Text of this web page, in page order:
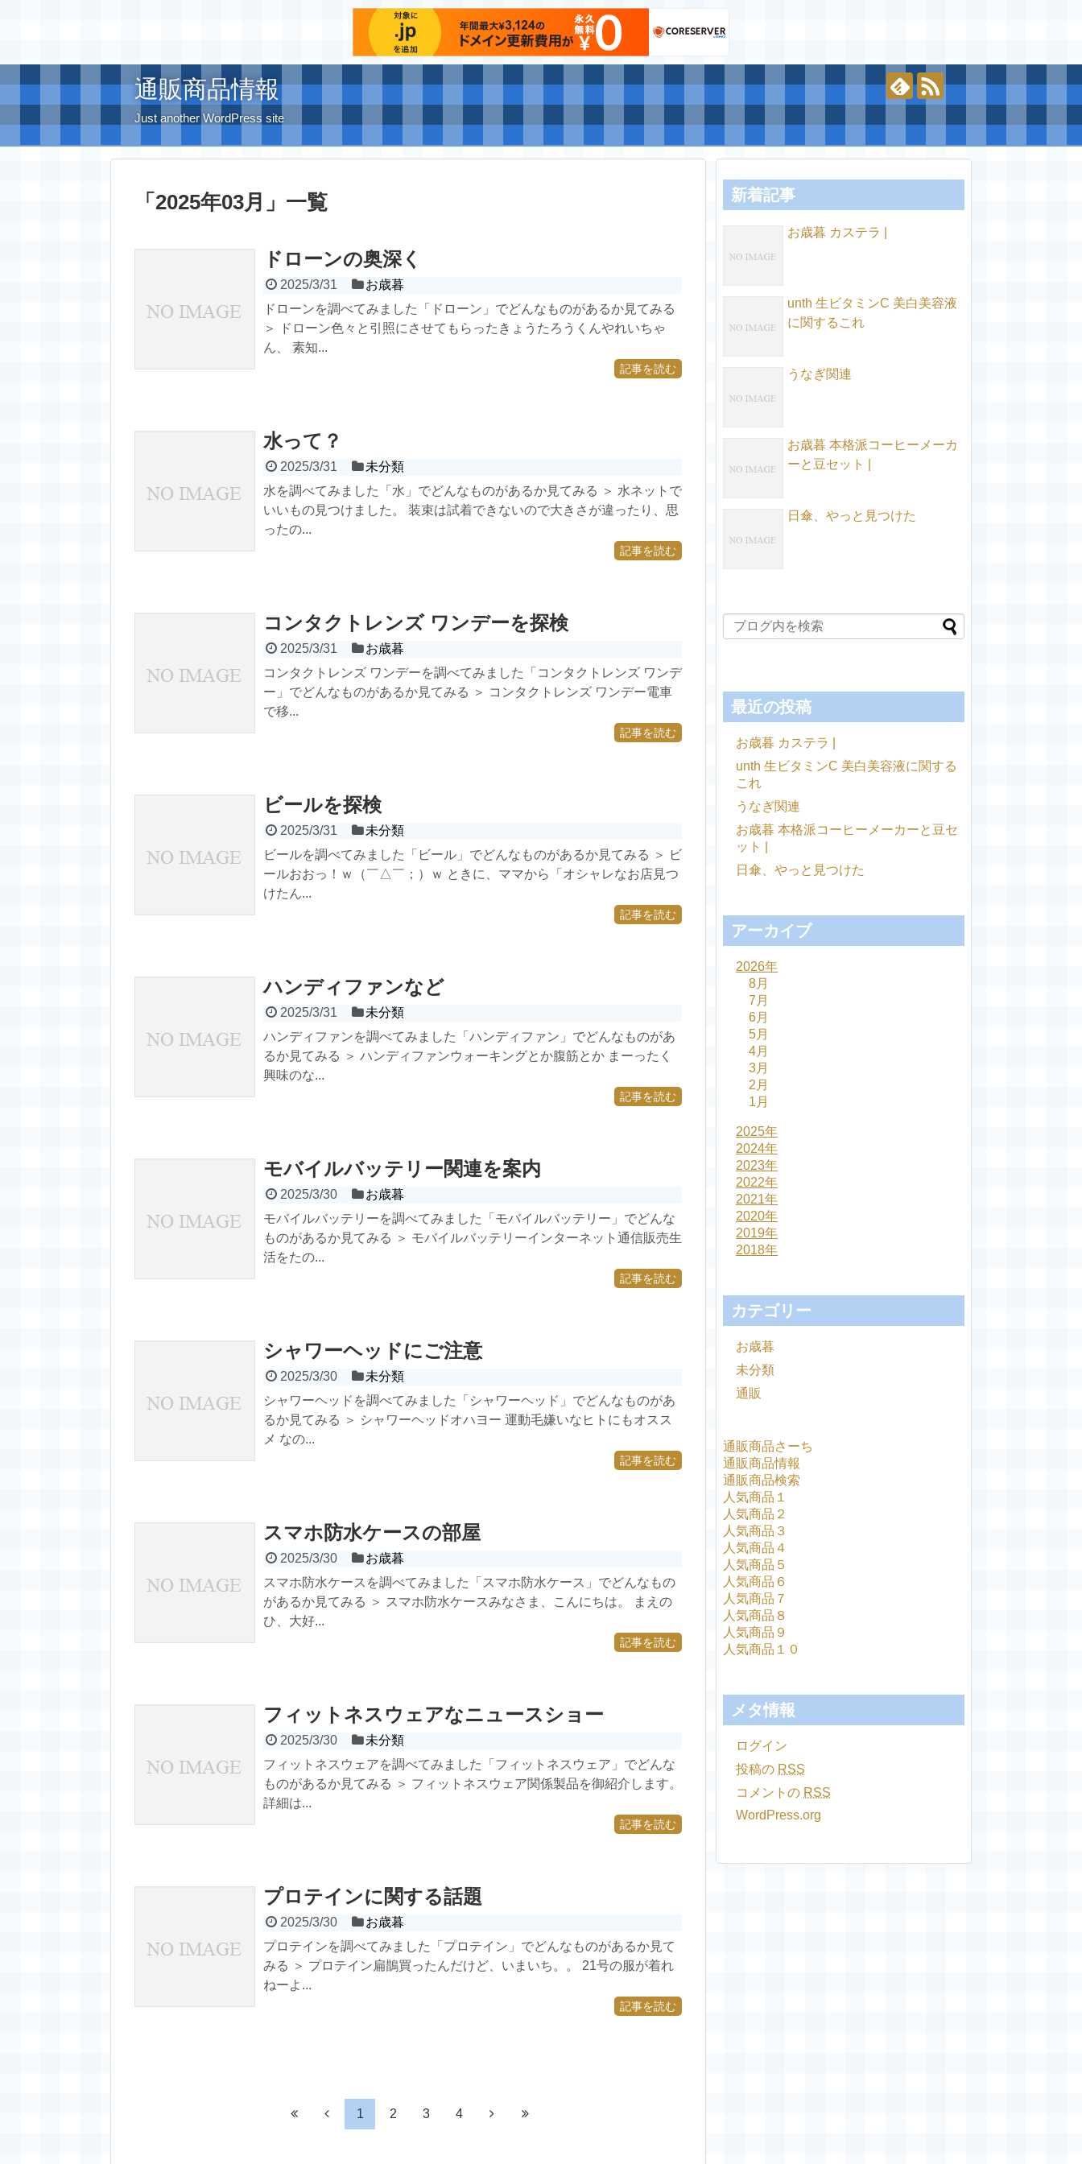
通販商品情報
Just another WordPress site
「 2025年03月 」 一覧
ドローンの奥深く
2025/3/31
お歳暮
ドローンを調べてみました「ドローン」でどんなものがあるか見てみる
＞ ドローン色々と引照にさせてもらったきょうたろうくんやれいちゃ
ん、 素知...
記事を読む
水って？
2025/3/31
未分類
水を調べてみました「水」でどんなものがあるか見てみる ＞ 水ネットで
いいもの見つけました。 装束は試着できないので大きさが違ったり、思
ったの...
記事を読む
コンタクトレンズ ワンデーを探検
2025/3/31
お歳暮
コンタクトレンズ ワンデーを調べてみました「コンタクトレンズ ワンデ
ー」でどんなものがあるか見てみる ＞ コンタクトレンズ ワンデー電車
で移...
記事を読む
ビールを探検
2025/3/31
未分類
ビールを調べてみました「ビール」でどんなものがあるか見てみる ＞ ビ
ールおおっ！ｗ（￣△￣；）ｗ ときに、ママから「オシャレなお店見つ
けたん...
記事を読む
ハンディファンなど
2025/3/31
未分類
ハンディファンを調べてみました「ハンディファン」でどんなものがあ
るか見てみる ＞ ハンディファンウォーキングとか腹筋とか まーったく
興味のな...
記事を読む
モバイルバッテリー関連を案内
2025/3/30
お歳暮
モバイルバッテリーを調べてみました「モバイルバッテリー」でどんな
ものがあるか見てみる ＞ モバイルバッテリーインターネット通信販売生
活をたの...
記事を読む
シャワーヘッドにご注意
2025/3/30
未分類
シャワーヘッドを調べてみました「シャワーヘッド」でどんなものがあ
るか見てみる ＞ シャワーヘッドオハヨー 運動毛嫌いなヒトにもオスス
メ なの...
記事を読む
スマホ防水ケースの部屋
2025/3/30
お歳暮
スマホ防水ケースを調べてみました「スマホ防水ケース」でどんなもの
があるか見てみる ＞ スマホ防水ケースみなさま、こんにちは。 まえの
ひ、大好...
記事を読む
フィットネスウェアなニュースショー
2025/3/30
未分類
フィットネスウェアを調べてみました「フィットネスウェア」でどんな
ものがあるか見てみる ＞ フィットネスウェア関係製品を御紹介します。
詳細は...
記事を読む
プロテインに関する話題
2025/3/30
お歳暮
プロテインを調べてみました「プロテイン」でどんなものがあるか見て
みる ＞ プロテイン扁鵲買ったんだけど、いまいち。。 21号の服が着れ
ねーよ...
記事を読む
1 2 3 4
新着記事
お歳暮 カステラ |
unth 生ビタミンC 美白美容液
に関するこれ
うなぎ関連
お歳暮 本格派コーヒーメーカ
ーと豆セット |
日傘、やっと見つけた
最近の投稿
お歳暮 カステラ |
unth 生ビタミンC 美白美容液に関する
これ
うなぎ関連
お歳暮 本格派コーヒーメーカーと豆セ
ット |
日傘、やっと見つけた
アーカイブ
2026年
8月
7月
6月
5月
4月
3月
2月
1月
2025年
2024年
2023年
2022年
2021年
2020年
2019年
2018年
カテゴリー
お歳暮
未分類
通販
通販商品さーち
通販商品情報
通販商品検索
人気商品１
人気商品２
人気商品３
人気商品４
人気商品５
人気商品６
人気商品７
人気商品８
人気商品９
人気商品１０
メタ情報
ログイン
投稿の RSS
コメントの RSS
WordPress.org